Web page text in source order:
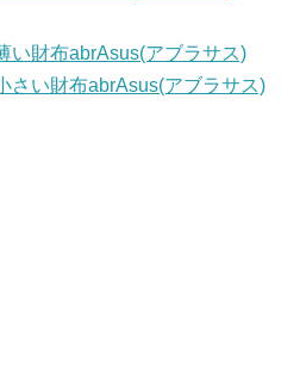
い財布abrAsus(アブラサス)
さい財布abrAsus(アブラサス)